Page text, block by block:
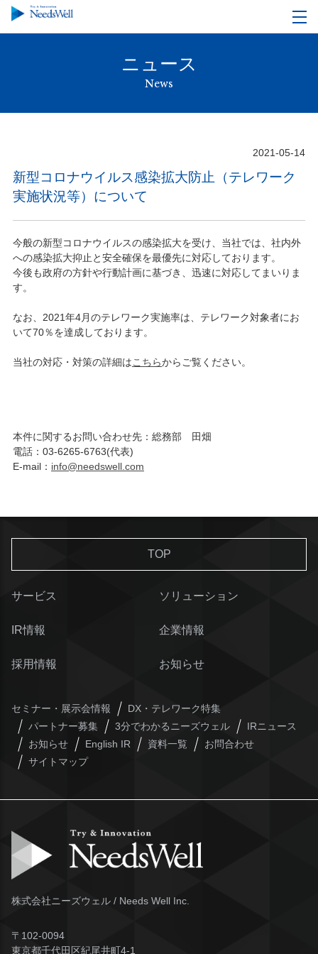
ニュース
News
2021-05-14
新型コロナウイルス感染拡大防止（テレワーク
実施状況等）について
今般の新型コロナウイルスの感染拡大を受け、当社では、社内外
への感染拡大抑止と安全確保を最優先に対応しております。
今後も政府の方針や行動計画に基づき、迅速に対応してまいりま
す。
なお、2021年4月のテレワーク実施率は、テレワーク対象者にお
いて70％を達成しております。
当社の対応・対策の詳細はこちらからご覧ください。
本件に関するお問い合わせ先：総務部 田畑
電話：03-6265-6763(代表)
E-mail： info@needswell.com
TOP
サービス ソリューション
IR情報 企業情報
採用情報 お知らせ
セミナー・展示会情報
DX・テレワーク特集
パートナー募集
3分でわかるニーズウェル
IRニュース
お知らせ
English IR 資料一覧
お問合わせ
サイトマップ
株式会社ニーズウェル / Needs Well Inc.
〒102-0094
東京都千代田区紀尾井町4-1